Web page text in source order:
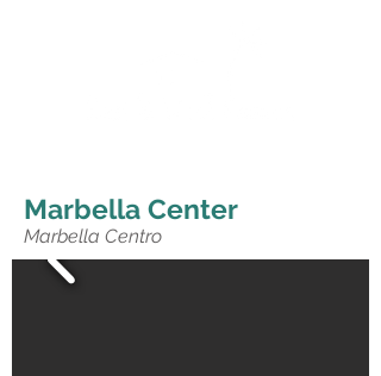
Marbella Center
Marbella Centro